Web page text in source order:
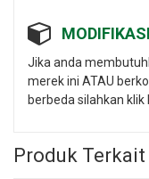
Jika anda
merek ini ATAU
berbeda silahkan klik
Produk Terkait